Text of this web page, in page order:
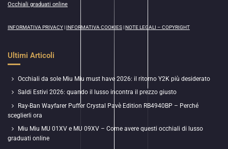
Occhiali graduati online
INFORMATIVA PRIVACY|INFORMATIVA COOKIES|NOTE LEGALI – COPYRIGHT
Ultimi Articoli
Occhiali da sole Miu Miu must have 2026: il ritorno Y2K più desiderato
Saldi Estivi 2026: quando il lusso incontra il prezzo giusto
Ray-Ban Wayfarer Puffer Crystal Pavè Edition RB4940BP – Perché
sceglierli ora
Miu Miu MU 01XV e MU 09XV – Come avere questi occhiali di lusso
graduati online